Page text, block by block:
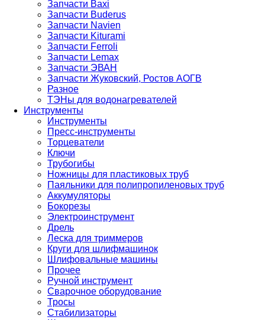
Запчасти Baxi
Запчасти Buderus
Запчасти Navien
Запчасти Kiturami
Запчасти Ferroli
Запчасти Lemax
Запчасти ЭВАН
Запчасти Жуковский, Ростов АОГВ
Разное
ТЭНы для водонагревателей
Инструменты
Инструменты
Пресс-инструменты
Торцеватели
Ключи
Трубогибы
Ножницы для пластиковых труб
Паяльники для полипропиленовых труб
Аккумуляторы
Бокорезы
Электроинструмент
Дрель
Леска для триммеров
Круги для шлифмашинок
Шлифовальные машины
Прочее
Ручной инструмент
Сварочное оборудование
Тросы
Стабилизаторы